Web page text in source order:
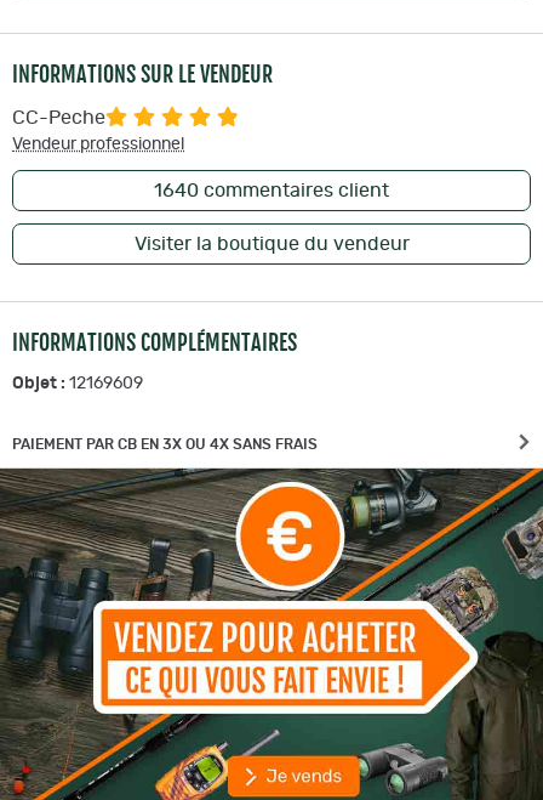
INFORMATIONS SUR LE VENDEUR
CC-Peche
Vendeur professionnel
1640 commentaires client
Visiter la boutique du vendeur
INFORMATIONS COMPLÉMENTAIRES
Objet : 12169609
PAIEMENT PAR CB EN 3X OU 4X SANS FRAIS